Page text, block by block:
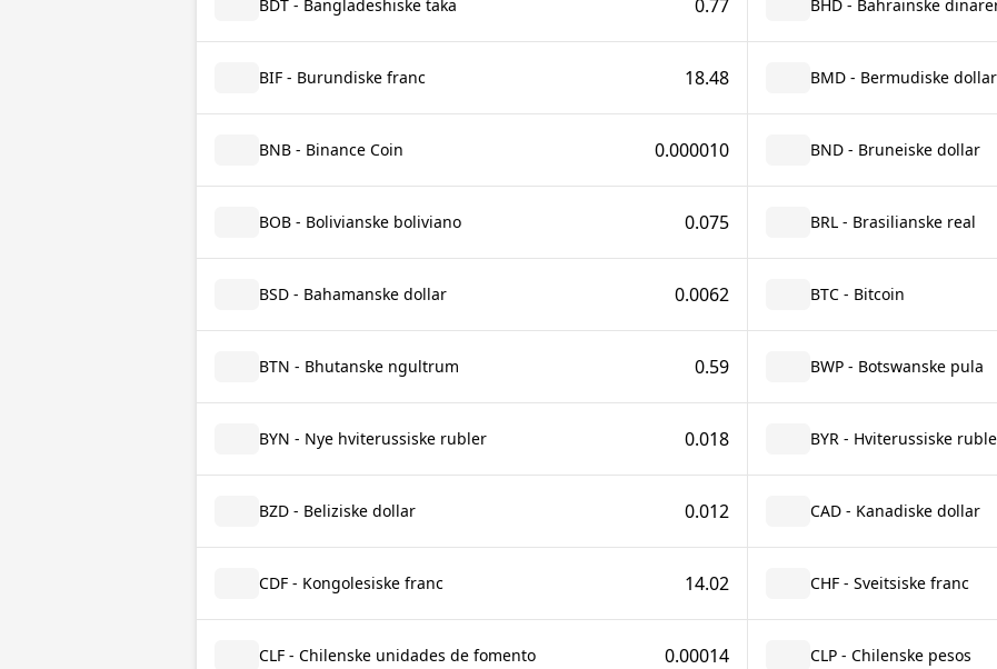
BDT - Bangladeshiske taka 0.77 BHD - Bahrainske
BIF - Burundiske franc 18.48 BMD - Bermudiske dollar
BNB - Binance Coin 0.000010 BND - Bruneiske dollar
BOB - Bolivianske boliviano 0.075 BRL - Brasilianske real
BSD - Bahamanske dollar 0.0062 BTC - Bitcoin
BTN - Bhutanske ngultrum 0.59 BWP - Botswanske pula
BYN - Nye hviterussiske rubler 0.018 BYR - Hviterussiske
BZD - Beliziske dollar 0.012 CAD - Kanadiske dollar
CDF - Kongolesiske franc 14.02 CHF - Sveitsiske franc
CLF - Chilenske unidades de fomento 0.00014 CLP - Chilenske pesos